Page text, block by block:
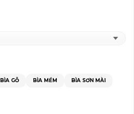
BÌA GỖ BÌA MỀM BÌA SƠN MÀI